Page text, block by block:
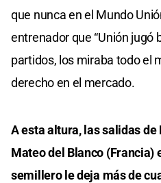
que nunca en el Mundo
entrenador que “Unión jugó
partidos, los miraba todo el
derecho en el mercado.
A esta altura, las salidas
Mateo del Blanco (Francia)
semillero le deja más de